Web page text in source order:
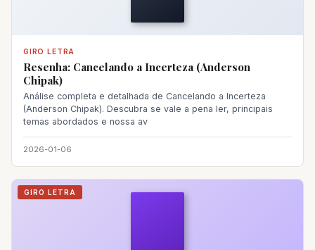
GIRO LETRA
Resenha: Cancelando a Incerteza (Anderson
Chipak)
Análise completa e detalhada de Cancelando a Incerteza
(Anderson Chipak). Descubra se vale a pena ler, principais
temas abordados e nossa av
2026-01-06
GIRO LETRA